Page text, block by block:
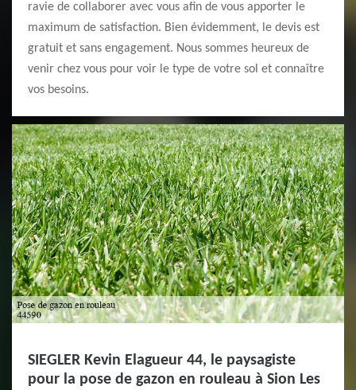
ravie de collaborer avec vous afin de vous apporter le
maximum de satisfaction. Bien évidemment, le devis est
gratuit et sans engagement. Nous sommes heureux de
venir chez vous pour voir le type de votre sol et connaître
vos besoins.
SIEGLER Kevin Elagueur 44, le paysagiste
pour la pose de gazon en rouleau à Sion Les